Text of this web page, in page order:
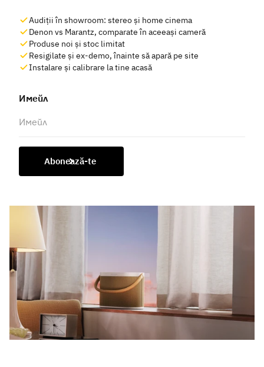
Audiții în showroom: stereo și home cinema
Denon vs Marantz, comparate în aceeași cameră
Produse noi și stoc limitat
Resigilate și ex-demo, înainte să apară pe site
Instalare și calibrare la tine acasă
Имейл
Abonează-te